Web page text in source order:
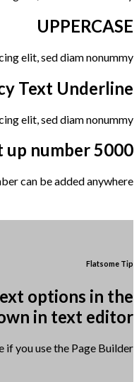
UPPERCASE
elit, sed diam nonummy.
Text Underline
elit, sed diam nonummy.
up number5000
can be added anywhere.
Flatsome Tip
options in the
in text editor.
if you use the Page Builder